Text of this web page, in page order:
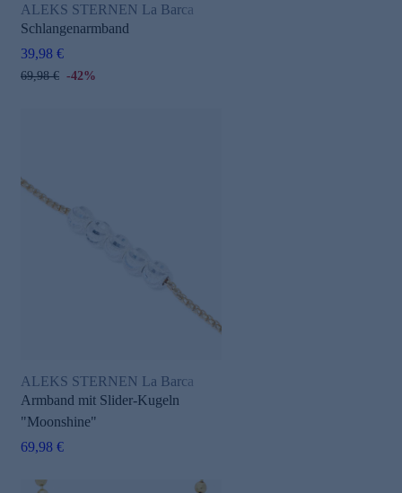
ALEKS STERNEN La Barca
Schlangenarmband
39,98 €
69,98 € -42%
ALEKS STERNEN La Barca
Armband mit Slider-Kugeln
"Moonshine"
69,98 €